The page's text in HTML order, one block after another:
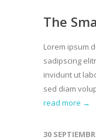
The
Lorem ipsum
sadipscing
invidunt ut
sed diam
read more →
30